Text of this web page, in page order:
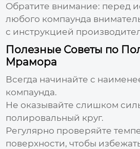
Обратите внимание: перед
любого компаунда
с инструкцией
Полезные Советы по
Мрамора
Всегда начинайте с
компаунда.
Не оказывайте слишком
полировальный круг.
Регулярно проверяйте
поверхности, чтобы